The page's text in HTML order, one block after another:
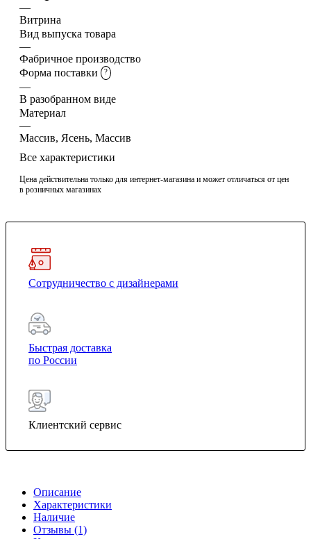
—
Витрина
Вид выпуска товара
—
Фабричное производство
Форма поставки
?
—
В разобранном виде
Материал
—
Массив, Ясень, Массив
Все характеристики
Цена действительна только для интернет-магазина и может отличаться от цен
в розничных магазинах
Сотрудничество с дизайнерами
Быстрая доставка
по России
Клиентский сервис
Описание
Характеристики
Наличие
Отзывы (1)